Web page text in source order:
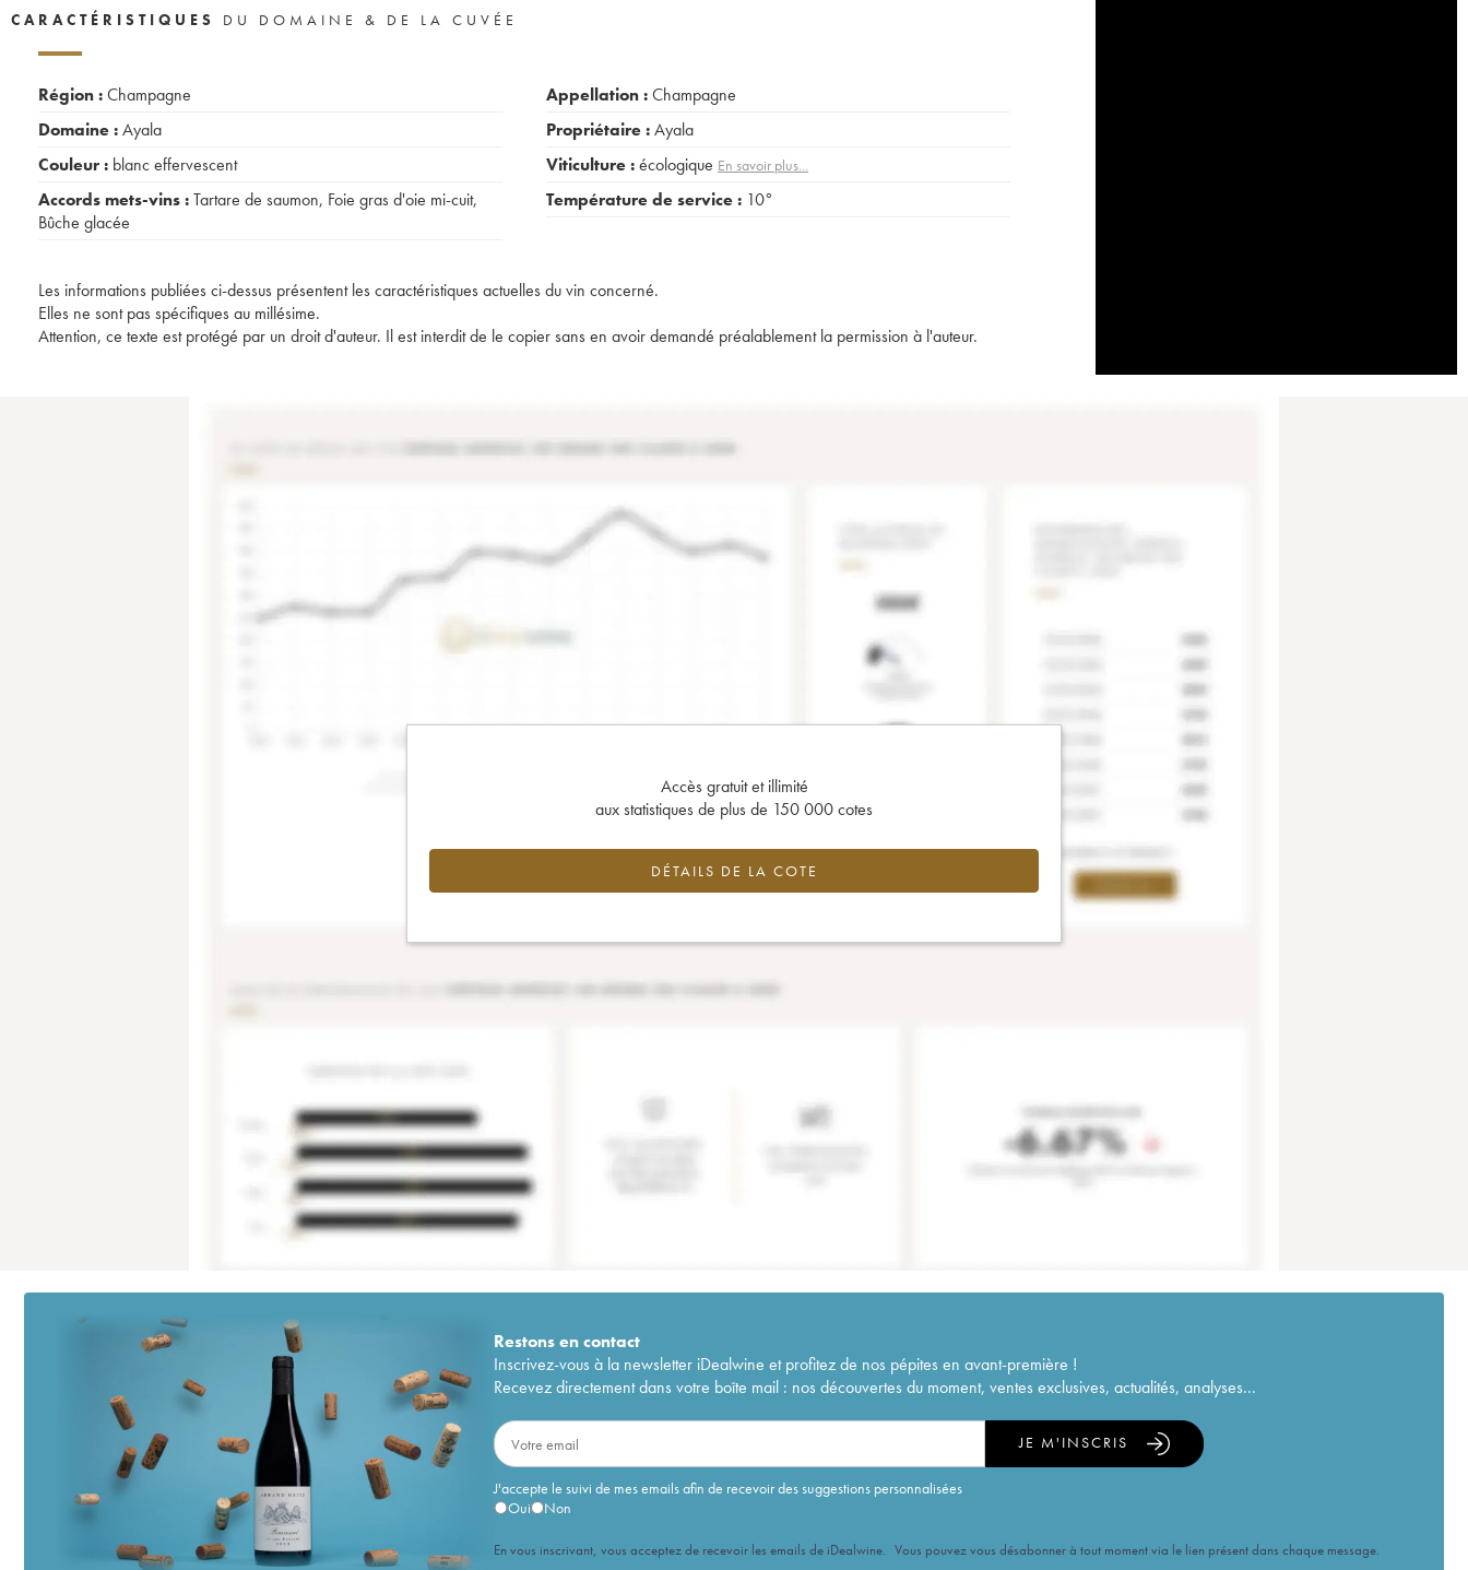
CARACTÉRISTIQUES DU DOMAINE & DE LA CUVÉE
Région :Champagne
Domaine :Ayala
Couleur : blanc effervescent
Accords mets-vins :Tartare de saumon, Foie gras d'oie mi-cuit,
Bûche glacée
Appellation :Champagne
Propriétaire :Ayala
Viticulture :écologique En savoir plus...
Température de service : 10°
Les informations publiées ci-dessus présentent les caractéristiques actuelles du vin concerné.
Elles ne sont pas spécifiques au millésime.
Attention, ce texte est protégé par un droit d'auteur. Il est interdit de le copier sans en avoir demandé préalablement la permission à l'auteur.
Accès gratuit et illimité
aux statistiques de plus de 150 000 cotes
DÉTAILS DE LA COTE
Restons encontact
Inscrivez-vous à la newsletter iDealwine et profitez de nos pépites en avant-première !
Recevez directement dans votre boîte mail : nos découvertes du moment, ventes exclusives, actualités, analyses...
J'accepte le suivi de mes emails afin de recevoir des suggestions personnalisées
Oui
Non
JE M'INSCRIS
En vous inscrivant, vous acceptez de recevoir les emails de iDealwine. Vous pouvez vous désabonner à tout moment via le lien présent dans chaque message.